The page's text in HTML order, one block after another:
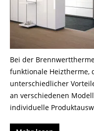
Bei der
funktionale Heiztherme,
unterschiedlicher
an verschiedenen
individuelle